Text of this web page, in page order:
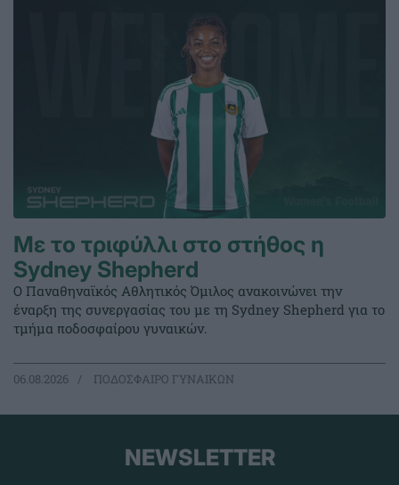
Με το τριφύλλι στο στήθος η
Sydney Shepherd
Ο Παναθηναϊκός Αθλητικός Όμιλος ανακοινώνει την
έναρξη της συνεργασίας του με τη Sydney Shepherd για το
τμήμα ποδοσφαίρου γυναικών.
06.08.2026 ΠΟΔΟΣΦΑΙΡΟ ΓΥΝΑΙΚΩΝ
NEWSLETTER